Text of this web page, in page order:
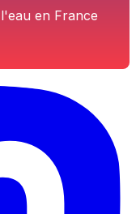
en France